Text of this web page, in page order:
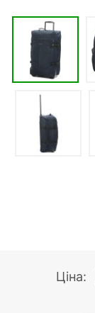
Ціна: